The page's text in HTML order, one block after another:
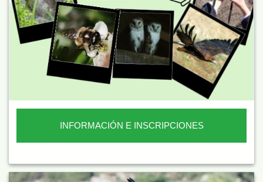
INFORMACIÓN E INSCRIPCIONES